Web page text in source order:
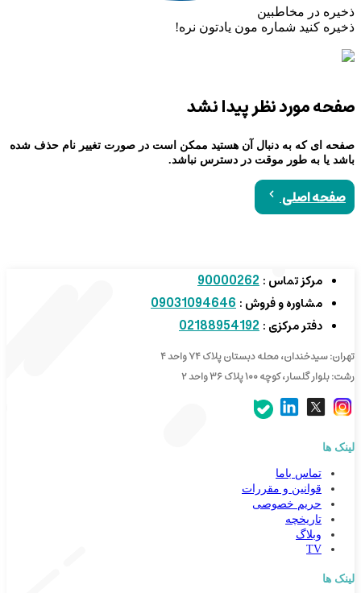
ذخیره در مخاطبین
ذخیره کنید شماره مون یادتون نره!
صفحه مورد نظر پیدا نشد
صفحه ای که به دنبال آن هستید ممکن است در صورت تغییر نام حذف شده
باشد یا به طور موقت در دسترس نباشد.
صفحه اصلی
مرکز تماس : 90000262
مشاوره و فروش : 09031094646
دفتر مرکزی : 02188954192
تهران: سیدخندان، محله دبستان پلاک ۷۴ واحد ۴
رشت: بلوار گلسار، کوچه ۱۰۰ پلاک ۳۶ واحد ۲
لینک ها
تماس باما
قوانین و مقررات
حریم خصوصی
تاریخچه
وبلاگ
TV
لینک ها